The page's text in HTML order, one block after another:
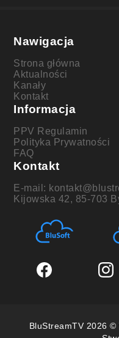
Nawigacja
Strona główna
Aktualności
Kanały
Kontakt
Informacja
PPV Regulamin
Polityka Prywatności
FAQ
Kontakt
E-mail:
Kijowska 42, 85-703
BluStreamTV 2026 ©